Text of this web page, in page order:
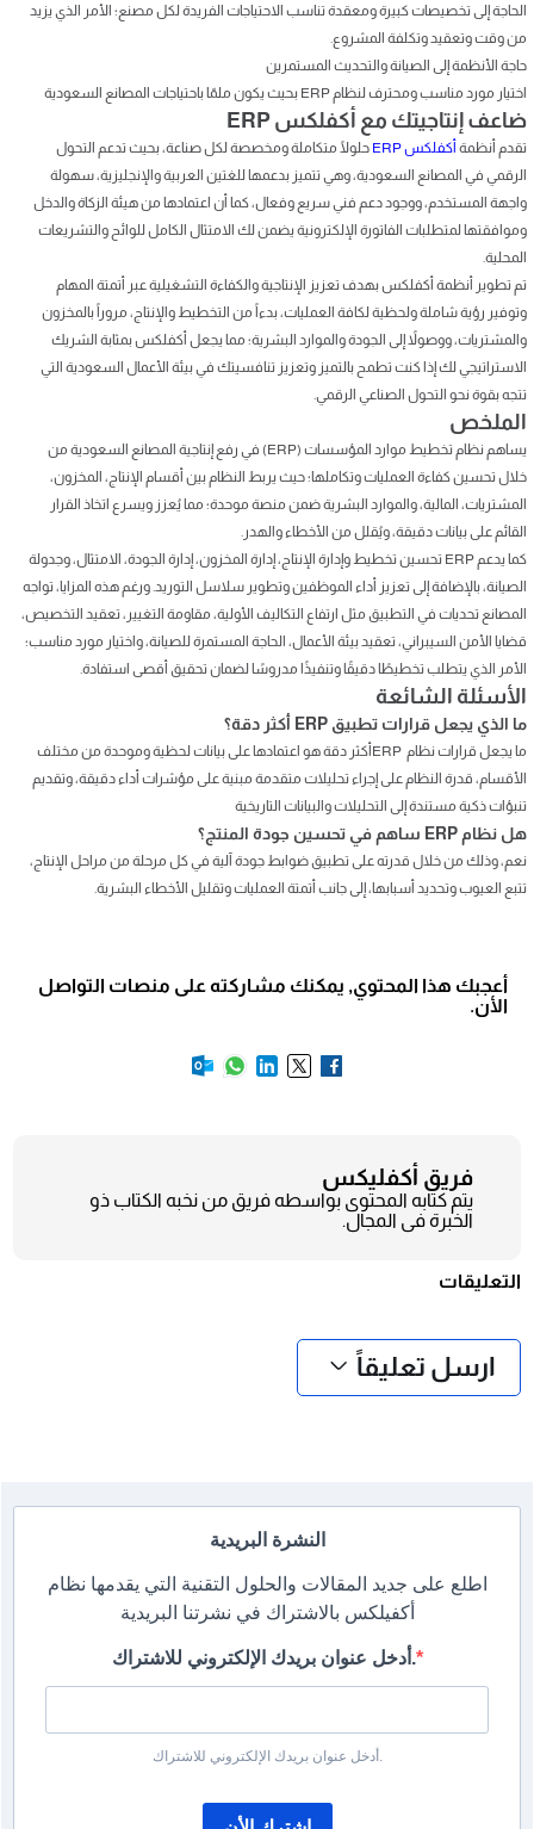
الحاجة إلى تخصيصات كبيرة ومعقدة تناسب الاحتياجات الفريدة لكل مصنع؛ الأمر الذي يزيد
من وقت وتعقيد وتكلفة المشروع.
حاجة الأنظمة إلى الصيانة والتحديث المستمرين
اختيار مورد مناسب ومحترف لنظام ERP بحيث يكون ملمّا باحتياجات المصانع السعودية
ضاعف إنتاجيتك مع أكفلكس ERP
تقدم أنظمة أكفلكس ERP
حلولًا متكاملة ومخصصة لكل صناعة، بحيث تدعم التحول
الرقمي في المصانع السعودية، وهي تتميز بدعمها للغتين العربية والإنجليزية، سهولة
واجهة المستخدم، ووجود دعم فني سريع وفعال، كما أن اعتمادها من هيئة الزكاة والدخل
وموافقتها لمتطلبات الفاتورة الإلكترونية يضمن لك الامتثال الكامل للوائح والتشريعات
المحلية.
تم تطوير أنظمة أكفلكس بهدف تعزيز الإنتاجية والكفاءة التشغيلية عبر أتمتة المهام
وتوفير رؤية شاملة ولحظية لكافة العمليات، بدءاً من التخطيط والإنتاج، مروراً بالمخزون
والمشتريات، ووصولاً إلى الجودة والموارد البشرية؛ مما يجعل أكفلكس بمثابة الشريك
الاستراتيجي لك إذا كنت تطمح بالتميز وتعزيز تنافسيتك في بيئة الأعمال السعودية التي
تتجه بقوة نحو التحول الصناعي الرقمي.
الملخص
يساهم نظام تخطيط موارد المؤسسات (ERP) في رفع إنتاجية المصانع السعودية من
خلال تحسين كفاءة العمليات وتكاملها؛ حيث يربط النظام بين أقسام الإنتاج، المخزون،
المشتريات، المالية، والموارد البشرية ضمن منصة موحدة؛ مما يُعزز ويسرع اتخاذ القرار
القائم على بيانات دقيقة، ويُقلل من الأخطاء والهدر.
كما يدعم ERP تحسين تخطيط وإدارة الإنتاج، إدارة المخزون، إدارة الجودة، الامتثال، وجدولة
الصيانة، بالإضافة إلى تعزيز أداء الموظفين وتطوير سلاسل التوريد. ورغم هذه المزايا، تواجه
المصانع تحديات في التطبيق مثل ارتفاع التكاليف الأولية، مقاومة التغيير، تعقيد التخصيص،
قضايا الأمن السيبراني، تعقيد بيئة الأعمال، الحاجة المستمرة للصيانة، واختيار مورد مناسب؛
الأمر الذي يتطلب تخطيطًا دقيقًا وتنفيذًا مدروسًا لضمان تحقيق أقصى استفادة.
الأسئلة الشائعة
ما الذي يجعل قرارات تطبيق ERP أكثر دقة؟
ما يجعل قرارات نظام ERPأكثر دقة هو اعتمادها على بيانات لحظية وموحدة من مختلف
الأقسام، قدرة النظام على إجراء تحليلات متقدمة مبنية على مؤشرات أداء دقيقة، وتقديم
تنبؤات ذكية مستندة إلى التحليلات والبيانات التاريخية
هل نظام ERP ساهم في تحسين جودة المنتج؟
نعم، وذلك من خلال قدرته على تطبيق ضوابط جودة آلية في كل مرحلة من مراحل الإنتاج،
تتبع العيوب وتحديد أسبابها، إلى جانب أتمتة العمليات وتقليل الأخطاء البشرية.
أعجبك هذا المحتوي, يمكنك مشاركته على منصات التواصل
الأن.
فريق أكفليكس
يتم كتابه المحتوى بواسطه فريق من نخبه الكتاب ذو
الخبرة فى المجال.
التعليقات
ارسل تعليقاً
النشرة البريدية
اطلع على جديد المقالات والحلول التقنية التي يقدمها نظام
أكفيلكس بالاشتراك في نشرتنا البريدية
أدخل عنوان بريدك الإلكتروني للاشتراك.
أدخل عنوان بريدك الإلكتروني للاشتراك.